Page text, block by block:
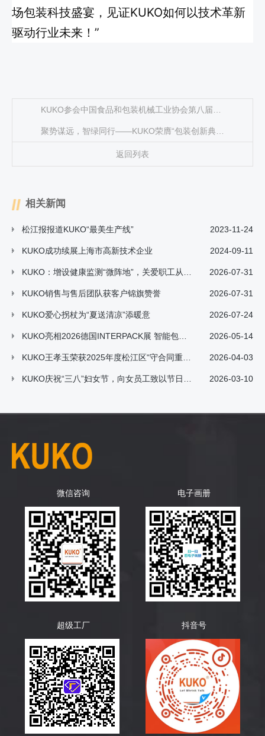
场包装科技盛宴，见证KUKO如何以技术革新
驱动行业未来！”
返回列表
相关新闻
松江报报道KUKO“最美生产线” 2023-11-24
KUKO成功续展上海市高新技术企业 2024-09-11
2026-07-31
KUKO​销售与售后团队获客户锦旗赞誉 2026-07-31
KUKO爱心拐杖为“夏送清凉”添暖意 2026-07-24
2026-05-14
2026-04-03
2026-03-10
微信咨询 电子画册
超级工厂 抖音号